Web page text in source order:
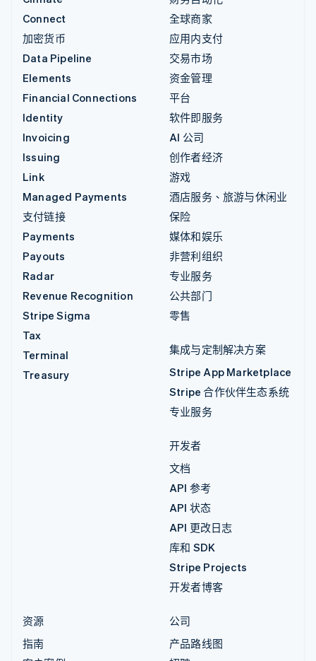
Connect
加密货币
Data Pipeline
Elements
Financial Connections
Identity
Invoicing
Issuing
Link
Managed Payments
支付链接
Payments
Payouts
Radar
Revenue Recognition
Stripe Sigma
Tax
Terminal
Treasury
全球商家
应用内支付
交易市场
资金管理
平台
软件即服务
AI 公司
创作者经济
游戏
酒店服务、旅游与休闲业
保险
媒体和娱乐
非营利组织
专业服务
公共部门
零售
集成与定制解决方案
Stripe App Marketplace
Stripe 合作伙伴生态系统
专业服务
开发者
文档
API 参考
API 状态
API 更改日志
库和 SDK
Stripe Projects
开发者博客
资源
指南
公司
产品路线图